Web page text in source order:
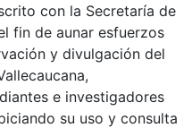
con la Secretaría de
fin de aunar esfuerzos
y divulgación del
e investigadores
su uso y consulta